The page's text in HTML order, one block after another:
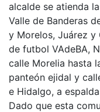
alcalde se atienda
Valle de Banderas
y Morelos, Juárez y
de futbol VAdeBA,
calle Morelia hasta
panteón ejidal y
e Hidalgo, a
Dado que esta